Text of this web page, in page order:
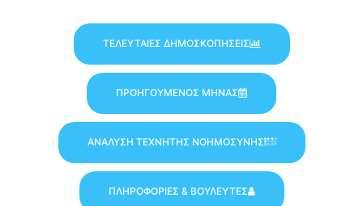
ΤΕΛΕΥΤΑΙΕΣ ΔΗΜΟΣΚΟΠΗΣΕΙΣ
ΠΡΟΗΓΟΥΜΕΝΟΣ ΜΗΝΑΣ
ΑΝΑΛΥΣΗ ΤΕΧΝΗΤΗΣ ΝΟΗΜΟΣΥΝΗΣ
ΠΛΗΡΟΦΟΡΙΕΣ & ΒΟΥΛΕΥΤΕΣ